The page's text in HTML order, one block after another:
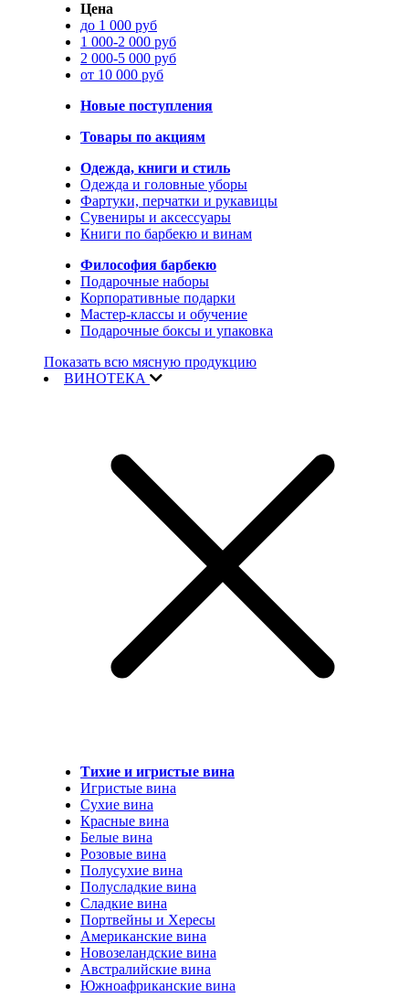
Цена
до 1 000 руб
1 000-2 000 руб
2 000-5 000 руб
от 10 000 руб
Новые поступления
Товары по акциям
Одежда, книги и стиль
Одежда и головные уборы
Фартуки, перчатки и рукавицы
Сувениры и аксессуары
Книги по барбекю и винам
Философия барбекю
Подарочные наборы
Корпоративные подарки
Мастер-классы и обучение
Подарочные боксы и упаковка
Показать всю мясную продукцию
ВИНОТЕКА
Тихие и игристые вина
Игристые вина
Сухие вина
Красные вина
Белые вина
Розовые вина
Полусухие вина
Полусладкие вина
Сладкие вина
Портвейны и Хересы
Американские вина
Новозеландские вина
Австралийские вина
Южноафриканские вина